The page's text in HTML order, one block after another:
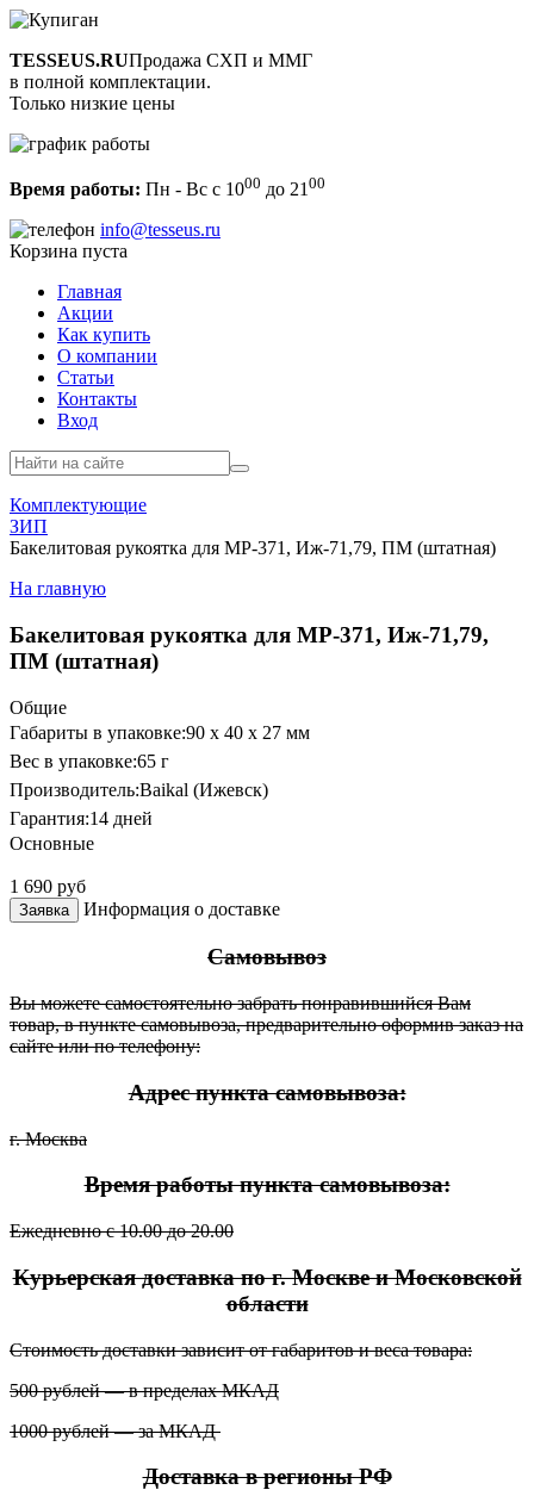
TESSEUS.RUПродажа СХП и ММГ
в полной комплектации.
Только низкие цены
Время работы: Пн - Вс с 1000 до 21 00
info@tesseus.ru
Корзина пуста
Главная
Акции
Как купить
О компании
Статьи
Контакты
Вход
Комплектующие
ЗИП
Бакелитовая рукоятка для МР-371, Иж-71,79, ПМ (штатная)
На главную
Бакелитовая рукоятка для МР-371, Иж-71,79,
ПМ (штатная)
Общие
Габариты в упаковке:90 x 40 x 27 мм
Вес в упаковке:65 г
Производитель:Baikal (Ижевск)
Гарантия:14 дней
Основные
1 690 руб
Заявка Информация о доставке
Самовывоз
Вы можете самостоятельно забрать понравившийся Вам
товар, в пункте самовывоза, предварительно оформив заказ на
сайте или по телефону:
Адрес пункта самовывоза:
г. Москва
Время работы пункта самовывоза:
Ежедневно с 10.00 до 20.00
Курьерская доставка по г. Москве и Московской
области
Стоимость доставки зависит от габаритов и веса товара:
500 рублей — в пределах МКАД
1000 рублей — за МКАД
Доставка в регионы РФ